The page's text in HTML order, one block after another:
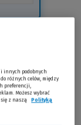
i innych podobnych
różnych celów, między
preferencji,
Możesz wybrać
z naszą
Polityką